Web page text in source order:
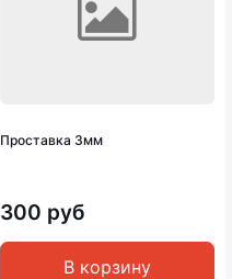
Проставка 3мм
300 руб
В корзину